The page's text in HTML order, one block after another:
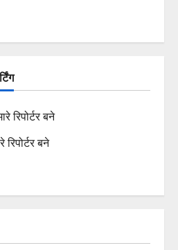
रिपोर्टर बने